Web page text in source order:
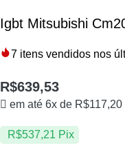
Igbt Mitsubishi
7 itens vendidos nos
R$639,53
em até 6x de R$117,20
R$537,21 Pix